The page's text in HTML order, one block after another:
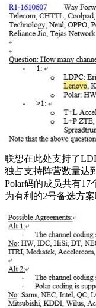
联想在此处支持了
独占支持阵营数量达
Polar码的成员共有
为有利的2号备选方案